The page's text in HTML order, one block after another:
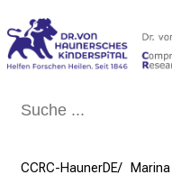
CCRC-HaunerDE